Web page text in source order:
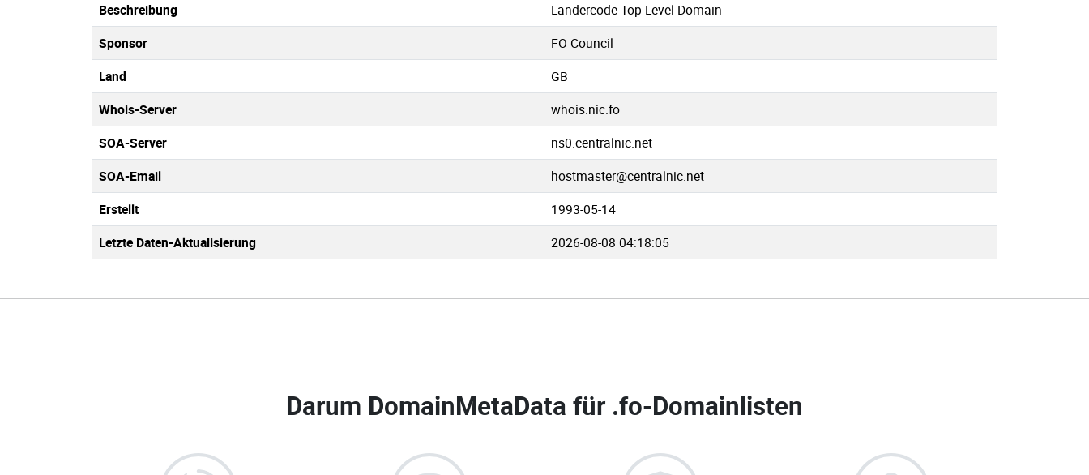
Beschreibung
Ländercode Top-Level-Domain
Sponsor
FO Council
Land
GB
Whois-Server
whois.nic.fo
SOA-Server
ns0.centralnic.net
SOA-Email
hostmaster@centralnic.net
Erstellt
1993-05-14
Letzte Daten-Aktualisierung
2026-08-08 04:18:05
Darum DomainMetaData für .fo-Domainlisten